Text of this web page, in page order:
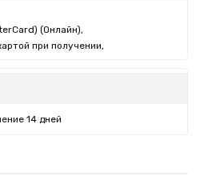
(Онлайн),
при получении,
14 дней